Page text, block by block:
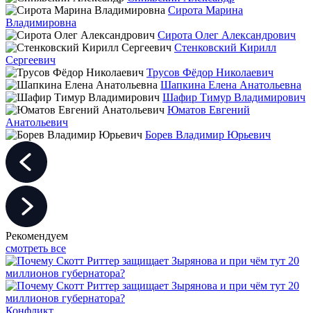
Сирота Марина
Владимировна
Сирота Олег Александрович
Стенковский Кирилл
Сергеевич
Трусов Фёдор Николаевич
Шапкина Елена Анатольевна
Шафир Тимур Владимирович
Юматов Евгений
Анатольевич
Борев Владимир Юрьевич
Рекомендуем
смотреть все
Конфликт